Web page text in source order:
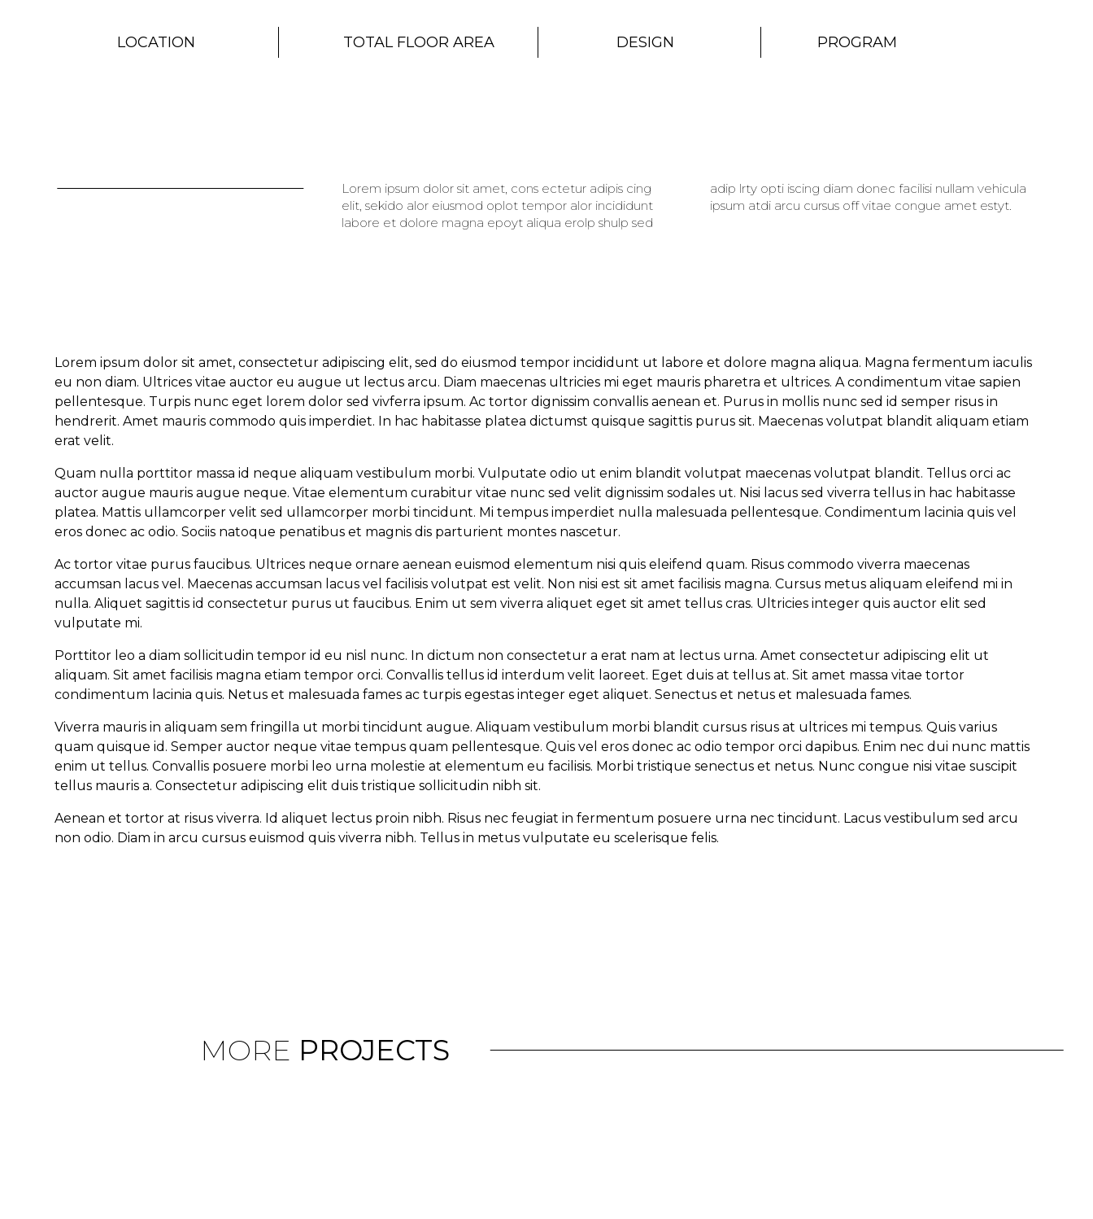
LOCATION TOTAL FLOOR AREA DESIGN PROGRAM
Lorem ipsum dolor sit amet, cons ectetur adipis cing
elit, sekido alor eiusmod oplot tempor alor incididunt
labore et dolore magna epoyt aliqua erolp shulp sed
adip lrty opti iscing diam donec facilisi nullam vehicula
ipsum atdi arcu cursus off vitae congue amet estyt.
Lorem ipsum dolor sit amet, consectetur adipiscing elit, sed do eiusmod tempor incididunt ut labore et dolore magna aliqua. Magna fermentum iaculis
eu non diam. Ultrices vitae auctor eu augue ut lectus arcu. Diam maecenas ultricies mi eget mauris pharetra et ultrices. A condimentum vitae sapien
pellentesque. Turpis nunc eget lorem dolor sed vivferra ipsum. Ac tortor dignissim convallis aenean et. Purus in mollis nunc sed id semper risus in
hendrerit. Amet mauris commodo quis imperdiet. In hac habitasse platea dictumst quisque sagittis purus sit. Maecenas volutpat blandit aliquam etiam
erat velit.
Quam nulla porttitor massa id neque aliquam vestibulum morbi. Vulputate odio ut enim blandit volutpat maecenas volutpat blandit. Tellus orci ac
auctor augue mauris augue neque. Vitae elementum curabitur vitae nunc sed velit dignissim sodales ut. Nisi lacus sed viverra tellus in hac habitasse
platea. Mattis ullamcorper velit sed ullamcorper morbi tincidunt. Mi tempus imperdiet nulla malesuada pellentesque. Condimentum lacinia quis vel
eros donec ac odio. Sociis natoque penatibus et magnis dis parturient montes nascetur.
Ac tortor vitae purus faucibus. Ultrices neque ornare aenean euismod elementum nisi quis eleifend quam. Risus commodo viverra maecenas
accumsan lacus vel. Maecenas accumsan lacus vel facilisis volutpat est velit. Non nisi est sit amet facilisis magna. Cursus metus aliquam eleifend mi in
nulla. Aliquet sagittis id consectetur purus ut faucibus. Enim ut sem viverra aliquet eget sit amet tellus cras. Ultricies integer quis auctor elit sed
vulputate mi.
Porttitor leo a diam sollicitudin tempor id eu nisl nunc. In dictum non consectetur a erat nam at lectus urna. Amet consectetur adipiscing elit ut
aliquam. Sit amet facilisis magna etiam tempor orci. Convallis tellus id interdum velit laoreet. Eget duis at tellus at. Sit amet massa vitae tortor
condimentum lacinia quis. Netus et malesuada fames ac turpis egestas integer eget aliquet. Senectus et netus et malesuada fames.
Viverra mauris in aliquam sem fringilla ut morbi tincidunt augue. Aliquam vestibulum morbi blandit cursus risus at ultrices mi tempus. Quis varius
quam quisque id. Semper auctor neque vitae tempus quam pellentesque. Quis vel eros donec ac odio tempor orci dapibus. Enim nec dui nunc mattis
enim ut tellus. Convallis posuere morbi leo urna molestie at elementum eu facilisis. Morbi tristique senectus et netus. Nunc congue nisi vitae suscipit
tellus mauris a. Consectetur adipiscing elit duis tristique sollicitudin nibh sit.
Aenean et tortor at risus viverra. Id aliquet lectus proin nibh. Risus nec feugiat in fermentum posuere urna nec tincidunt. Lacus vestibulum sed arcu
non odio. Diam in arcu cursus euismod quis viverra nibh. Tellus in metus vulputate eu scelerisque felis.
MORE PROJECTS